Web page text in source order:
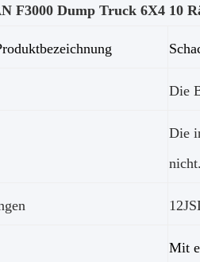
F3000 Dump Truck 6X4 10
Die
Die
nicht.
Mit